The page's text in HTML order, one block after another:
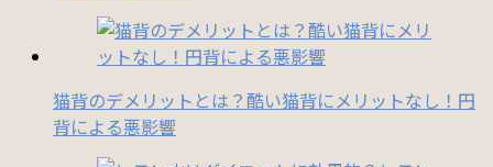
猫背のデメリットとは？酷い猫背にメリットなし！円
背による悪影響